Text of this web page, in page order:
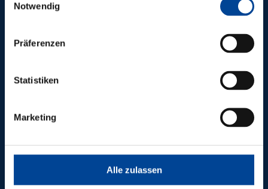
Notwendig
Präferenzen
Statistiken
Marketing
Alle zulassen
REFERENCES
OTHER
PIONEERING
PROJECTS